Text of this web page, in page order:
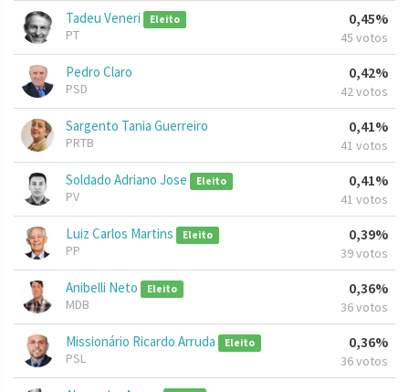
Tadeu Veneri Eleito
PT
0,45%
45 votos
Pedro Claro
PSD
0,42%
42 votos
Sargento Tania Guerreiro
PRTB
0,41%
41 votos
Soldado Adriano Jose Eleito
PV
0,41%
41 votos
Luiz Carlos Martins Eleito
PP
0,39%
39 votos
Anibelli Neto Eleito
MDB
0,36%
36 votos
Missionário Ricardo Arruda Eleito
PSL
0,36%
36 votos